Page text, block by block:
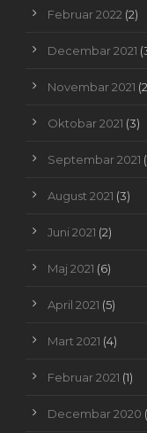
Februar 2022 (2)
Decembar 2021
Novembar 2021
Oktobar 2021 (3)
Septembar 2021
August 2021 (3)
Juni 2021 (2)
Maj 2021 (6)
April 2021 (5)
Mart 2021 (4)
Februar 2021 (1)
Decembar 2020